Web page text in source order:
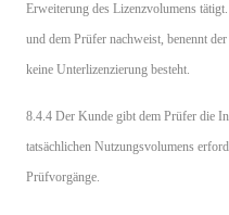
Erweiterung des Lizenzvolumens
und dem Prüfer nachweist, benennt
keine Unterlizenzierung besteht.
8.4.4 Der Kunde gibt dem Prüfer die
tatsächlichen Nutzungsvolumens
Prüfvorgänge.